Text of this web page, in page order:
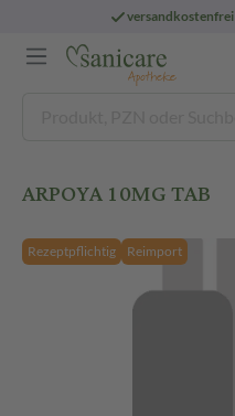
versandkostenfrei
ARPOYA 10MG TAB
Rezeptpflichtig Reimport